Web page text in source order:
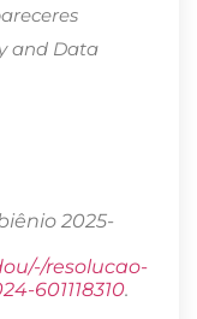
and Data
2025-
resolucao-
601118310.